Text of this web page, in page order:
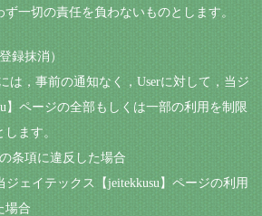
一切の責任を負わないものとします。
録抹消）
は，事前の通知なく，Userに対して，当ジ
】ページの全部もしくは一部の利用を制限
ます。
条項に違反した場合
ジェイテックス【jeitekkusu】ページの利用
場合